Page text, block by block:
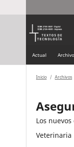
Actual
Inicio / Archivos
Los
Veterinaria